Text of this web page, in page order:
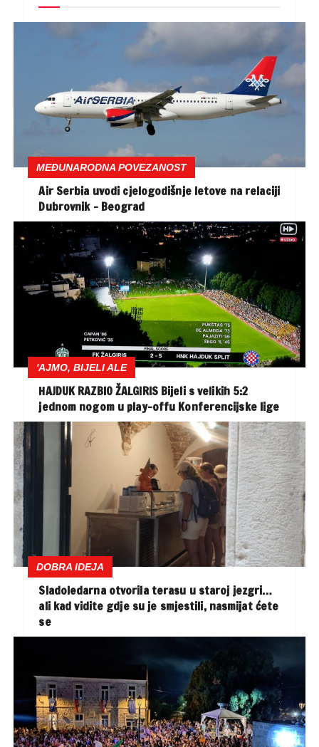
MEĐUNARODNA POVEZANOST
Air Serbia uvodi cjelogodišnje letove na relaciji
Dubrovnik – Beograd
'AJMO, BIJELI ALE
HAJDUK RAZBIO ŽALGIRIS Bijeli s velikih 5:2
jednom nogom u play-offu Konferencijske lige
DOBRA IDEJA
Sladoledarna otvorila terasu u staroj jezgri…
ali kad vidite gdje su je smjestili, nasmijat ćete
se